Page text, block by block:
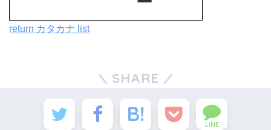
return カタカナ list
SHARE
LINE